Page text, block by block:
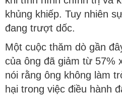
khủng khiếp. Tuy nhiên
đang trượt dốc.
Một cuộc thăm dò gần
của ông đã giảm từ 57%
nói rằng ông không làm
hại trong việc điều hành